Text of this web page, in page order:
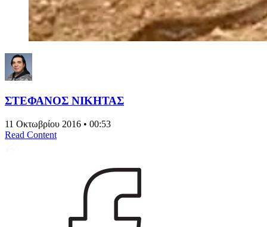
ΣΤΕΦΑΝΟΣ ΝΙΚΗΤΑΣ
11 Οκτωβρίου 2016 • 00:53
Read Content